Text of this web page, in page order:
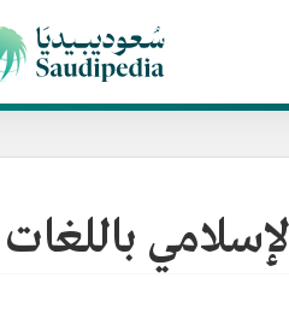
باللغات